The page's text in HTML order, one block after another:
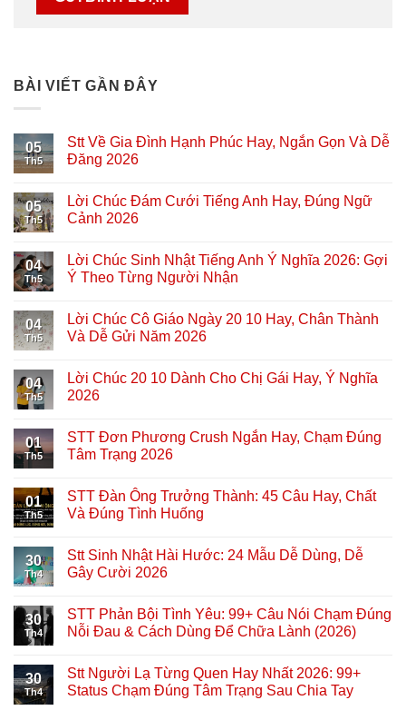
BÀI VIẾT GẦN ĐÂY
05
Th5
Stt Về Gia Đình Hạnh Phúc Hay, Ngắn Gọn Và Dễ
Đăng 2026
05
Th5
Lời Chúc Đám Cưới Tiếng Anh Hay, Đúng Ngữ
Cảnh 2026
04
Th5
Lời Chúc Sinh Nhật Tiếng Anh Ý Nghĩa 2026: Gợi
Ý Theo Từng Người Nhận
04
Th5
Lời Chúc Cô Giáo Ngày 20 10 Hay, Chân Thành
Và Dễ Gửi Năm 2026
04
Th5
Lời Chúc 20 10 Dành Cho Chị Gái Hay, Ý Nghĩa
2026
01
Th5
STT Đơn Phương Crush Ngắn Hay, Chạm Đúng
Tâm Trạng 2026
01
Th5
STT Đàn Ông Trưởng Thành: 45 Câu Hay, Chất
Và Đúng Tình Huống
30
Th4
Stt Sinh Nhật Hài Hước: 24 Mẫu Dễ Dùng, Dễ
Gây Cười 2026
30
Th4
STT Phản Bội Tình Yêu: 99+ Câu Nói Chạm Đúng
Nỗi Đau & Cách Dùng Để Chữa Lành (2026)
30
Th4
Stt Người Lạ Từng Quen Hay Nhất 2026: 99+
Status Chạm Đúng Tâm Trạng Sau Chia Tay